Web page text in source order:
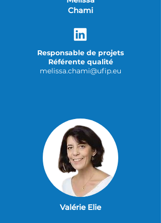
Chami
Responsable de projets
Référente qualité
melissa.chami@ufip.eu
Valérie Elie